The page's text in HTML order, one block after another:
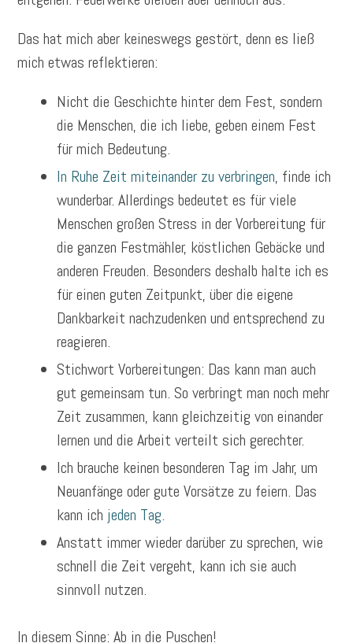
Das hat mich aber keineswegs gestört, denn es ließ
mich etwas reflektieren:
Nicht die Geschichte hinter dem Fest, sondern
die Menschen, die ich liebe, geben einem Fest
für mich Bedeutung.
In Ruhe Zeit miteinander zu verbringen, finde ich
wunderbar. Allerdings bedeutet es für viele
Menschen großen Stress in der Vorbereitung für
die ganzen Festmähler, köstlichen Gebäcke und
anderen Freuden. Besonders deshalb halte ich es
für einen guten Zeitpunkt, über die eigene
Dankbarkeit nachzudenken und entsprechend zu
reagieren.
Stichwort Vorbereitungen: Das kann man auch
gut gemeinsam tun. So verbringt man noch mehr
Zeit zusammen, kann gleichzeitig von einander
lernen und die Arbeit verteilt sich gerechter.
Ich brauche keinen besonderen Tag im Jahr, um
Neuanfänge oder gute Vorsätze zu feiern. Das
kann ich jeden Tag.
Anstatt immer wieder darüber zu sprechen, wie
schnell die Zeit vergeht, kann ich sie auch
sinnvoll nutzen.
In diesem Sinne: Ab in die Puschen!